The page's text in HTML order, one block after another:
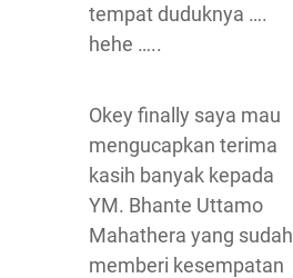
tempat duduknya ….
hehe …..
Okey finally saya mau
mengucapkan terima
kasih banyak kepada
YM. Bhante Uttamo
Mahathera yang sudah
memberi kesempatan